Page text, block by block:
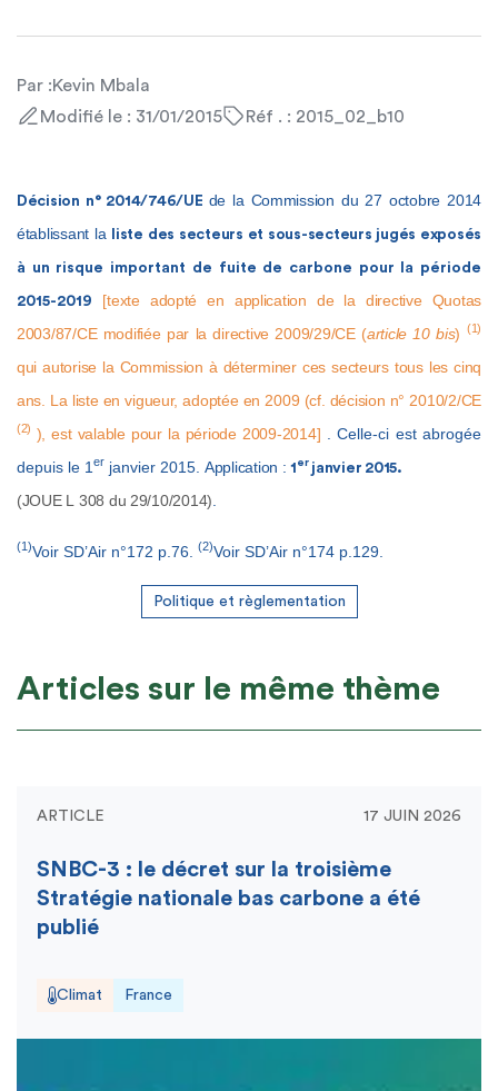
Par :Kevin Mbala
Modifié le : 31/01/2015
Réf . : 2015_02_b10
Décision n° 2014/746/UE de la Commission du 27 octobre 2014
établissant la
liste des secteurs et sous-secteurs jugés exposés
à un risque important de fuite de carbone pour la période
2015-2019
[texte adopté en application de la directive Quotas
2003/87/CE modifiée par la directive 2009/29/CE (article 10 bis) (1)
qui autorise la Commission à déterminer ces secteurs tous les cinq
ans. La liste en vigueur, adoptée en 2009 (cf. décision n° 2010/2/CE
(2) ), est valable pour la période 2009-2014]
. Celle-ci est abrogée
depuis le 1 er janvier 2015. Application :1 erjanvier 2015.
(JOUE L 308 du 29/10/2014)
(1)Voir SD’Air n°172 p.76. (2)Voir SD’Air n°174 p.129.
Politique et règlementation
Articles sur le même thème
ARTICLE 17 JUIN 2026
SNBC-3 : le décret sur la troisième
Stratégie nationale bas carbone a été
publié
Climat France